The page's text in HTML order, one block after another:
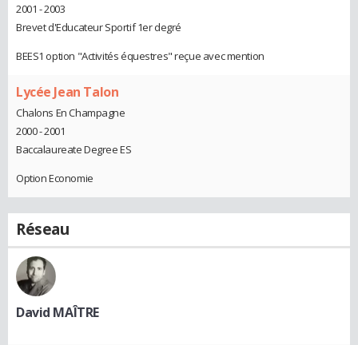
2001 - 2003
Brevet d'Educateur Sportif 1er degré
BEES1 option "Activités équestres" reçue avec mention
Lycée Jean Talon
Chalons En Champagne
2000 - 2001
Baccalaureate Degree ES
Option Economie
Réseau
David MAÎTRE